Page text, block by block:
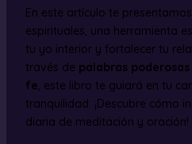
En este artículo te
espirituales, una herramienta
tu yo interior y fortalecer tu
través de palabras poderosas
fe, este libro te guiará en tu
tranquilidad. ¡Descubre cómo
diaria de meditación y oración!